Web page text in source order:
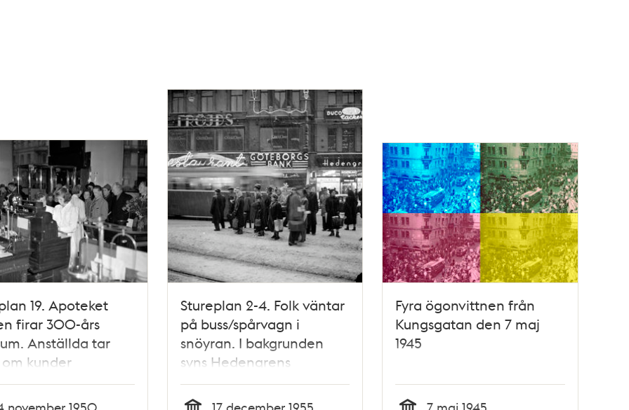
19. Apoteket
firar 300-års
Anställda tar
kunder
Stureplan 2-4. Folk väntar
på buss/spårvagn i
snöyran. I bakgrunden
syns Hedengrens
Bokhandel, Göteborgs
Bank och Fröjds
Fyra ögonvittnen från
Kungsgatan den 7 maj
1945